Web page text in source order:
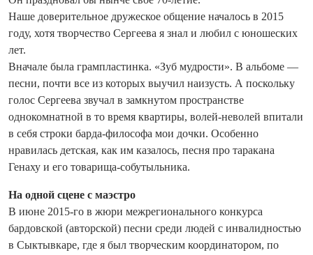
Наше доверительное дружеское общение началось в 2015
году, хотя творчество Сергеева я знал и любил с юношеских
лет.
Вначале была грампластинка. «Зуб мудрости». В альбоме —
песни, почти все из которых выучил наизусть. А поскольку
голос Сергеева звучал в замкнутом пространстве
однокомнатной в то время квартиры, волей-неволей впитали
в себя строки барда-философа мои дочки. Особенно
нравилась детская, как им казалось, песня про таракана
Генаху и его товарища-собутыльника.
На одной сцене с маэстро
В июне 2015-го в жюри межрегионального конкурса
бардовской (авторской) песни среди людей с инвалидностью
в Сыктывкаре, где я был творческим координатором, по